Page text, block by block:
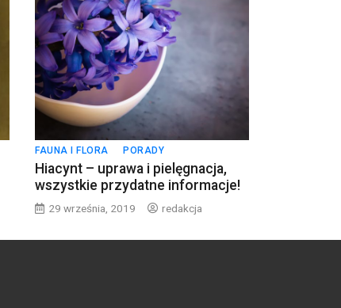
FAUNA I FLORA PORADY
Hiacynt – uprawa i pielęgnacja,
wszystkie przydatne informacje!
29 września, 2019 redakcja